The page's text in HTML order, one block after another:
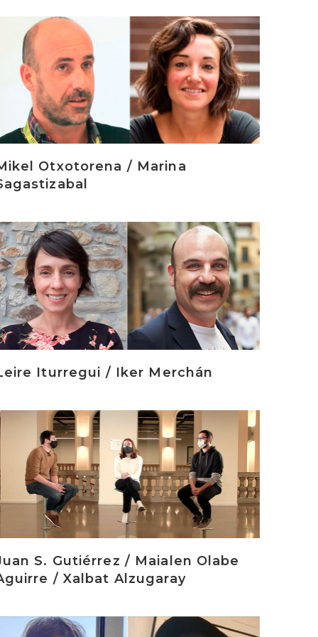
Otxotorena / Marina
Iturregui / Iker Merchán
S. Gutiérrez / Maialen Olabe
/ Xalbat Alzugaray